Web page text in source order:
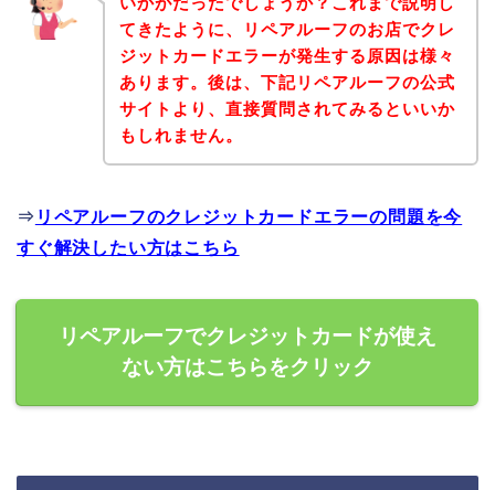
てきたように、リペアルーフのお店でクレ
ジットカードエラーが発生する原因は様々
あります。後は、下記リペアルーフの公式
サイトより、直接質問されてみるといいか
もしれません。
⇒ リペアルーフのクレジットカードエラーの問題を今
すぐ解決したい方はこちら
リペアルーフでクレジットカードが使え
ない方はこちらをクリック